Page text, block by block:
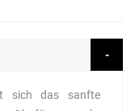
sich das sanfte